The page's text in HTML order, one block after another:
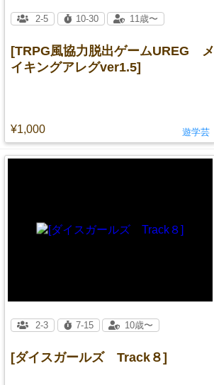
[TRPG風協力脱出ゲームUREG メ
イキングアレグver1.5]
¥1,000
2-5 10-30 11歳〜
遊学芸
[ダイスガールズ Track８]
2-3 7-15 10歳〜